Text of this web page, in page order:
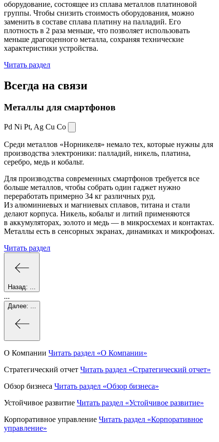
оборудование, состоящее из сплава металлов платиновой
группы. Чтобы снизить стоимость оборудования, можно
заменить в составе сплава платину на палладий. Его
плотность в 2 раза меньше, что позволяет использовать
меньше драгоценного металла, сохраняя технические
характеристики устройства.
Читать раздел
Всегда на связи
Металлы для смартфонов
Pd Ni Pt, Ag Cu Co
Среди металлов «Норникеля» немало тех, которые нужны для
производства электроники: палладий, никель, платина,
серебро, медь и кобальт.
Для производства современных смартфонов требуется все
больше металлов, чтобы собрать один гаджет нужно
переработать примерно 34 кг различных руд.
Из алюминиевых и магниевых сплавов, титана и стали
делают корпуса. Никель, кобальт и литий применяются
в аккумуляторах, золото и медь — в микросхемах и контактах.
Металлы есть в сенсорных экранах, динамиках и микрофонах.
Читать раздел
Назад:
...
Далее:
О Компании Читать раздел «О Компании»
Стратегический отчет Читать раздел «Стратегический отчет»
Обзор бизнеса Читать раздел «Обзор бизнеса»
Устойчивое развитие Читать раздел «Устойчивое развитие»
Корпоративное управление Читать раздел «Корпоративное
управление»